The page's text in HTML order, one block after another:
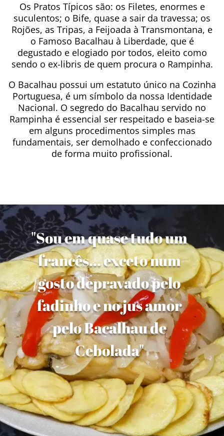
Os Pratos Típicos são: os Filetes, enormes e
suculentos; o Bife, quase a sair da travessa; os
Rojões, as Tripas, a Feijoada à Transmontana, e
o Famoso Bacalhau à Liberdade, que é
degustado e elogiado por todos, eleito como
sendo o ex-libris de quem procura o Rampinha.
O Bacalhau possui um estatuto único na Cozinha
Portuguesa, é um símbolo da nossa Identidade
Nacional. O segredo do Bacalhau servido no
Rampinha é essencial ser respeitado e baseia-se
em alguns procedimentos simples mas
fundamentais, ser demolhado e confeccionado
de forma muito profissional.
"Sou em quase tudo um
francês... exceto num
gosto depravado pelo
fadinho e no jus amor
pelo Bacalhau de
Cebolada"